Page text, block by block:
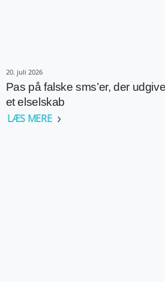
20. juli 2026
Pas på falske sms’er, der
et elselskab
LÆS MERE